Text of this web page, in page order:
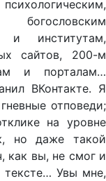
и институтам,
сайтов, 200-м
и порталам…
ВКонтакте. Я
отповеди;
на уровне
но даже такой
как вы, не смог и
тексте… Увы мне,